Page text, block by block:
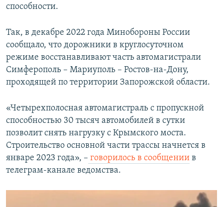
способности.
Так, в декабре 2022 года Минобороны России
сообщало, что дорожники в круглосуточном
режиме восстанавливают часть автомагистрали
Симферополь – Мариуполь – Ростов-на-Дону,
проходящей по территории Запорожской области.
«Четырехполосная автомагистраль с пропускной
способностью 30 тысяч автомобилей в сутки
позволит снять нагрузку с Крымского моста.
Строительство основной части трассы начнется в
январе 2023 года», – говорилось в сообщении в
телеграм-канале ведомства.